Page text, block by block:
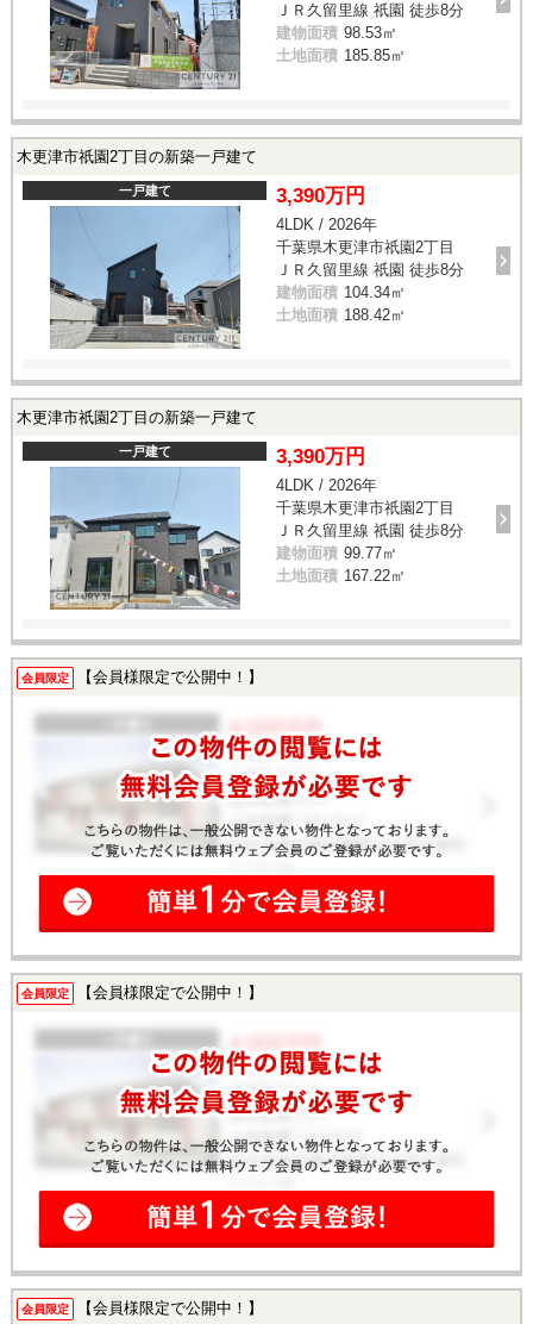
ＪＲ久留里線 祇園 徒歩8分
建物面積 98.53㎡
土地面積 185.85㎡
木更津市祇園2丁目の新築一戸建て
一戸建て 3,390万円
4LDK / 2026年
千葉県木更津市祇園2丁目
ＪＲ久留里線 祇園 徒歩8分
建物面積 104.34㎡
土地面積 188.42㎡
木更津市祇園2丁目の新築一戸建て
一戸建て 3,390万円
4LDK / 2026年
千葉県木更津市祇園2丁目
ＪＲ久留里線 祇園 徒歩8分
建物面積 99.77㎡
土地面積 167.22㎡
会員限定 【会員様限定で公開中！】
会員限定 【会員様限定で公開中！】
会員限定 【会員様限定で公開中！】